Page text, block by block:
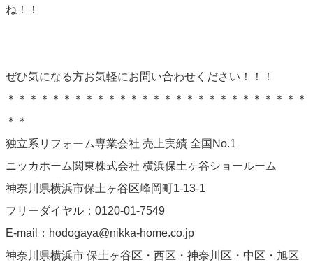
ね！！
ぜひ気になる方お気軽にお問い合わせください！！！
＊＊＊＊＊＊＊＊＊＊＊＊＊＊＊＊＊＊＊＊＊＊＊＊＊＊＊
＊＊
独立系リフォーム専業会社 売上実績 全国No.1
ニッカホーム関東株式会社 横浜保土ヶ谷ショールーム
神奈川県横浜市保土ヶ谷区峰岡町1-13-1
フリーダイヤル：0120-01-7549
E-mail：hodogaya@nikka-home.co.jp
神奈川県横浜市 保土ヶ谷区・西区・神奈川区・中区・旭区